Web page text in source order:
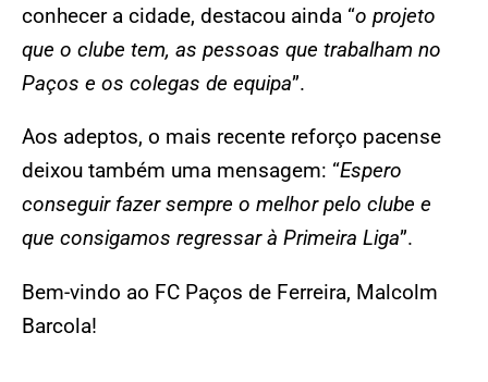
conhecer a cidade, destacou ainda “o projeto
que o clube tem, as pessoas que trabalham no
Paços e os colegas de equipa”.
Aos adeptos, o mais recente reforço pacense
deixou também uma mensagem: “Espero
conseguir fazer sempre o melhor pelo clube e
que consigamos regressar à Primeira Liga”.
Bem-vindo ao FC Paços de Ferreira, Malcolm
Barcola!